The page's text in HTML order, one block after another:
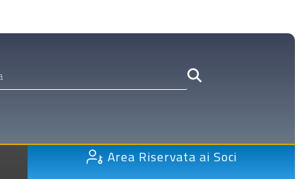
Area Riservata ai Soci